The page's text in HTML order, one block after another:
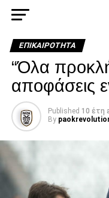
ΕΠΙΚΑΙΡΌΤΗΤΑ
“Όλα
αποφάσεις
Published 10 έτη
By